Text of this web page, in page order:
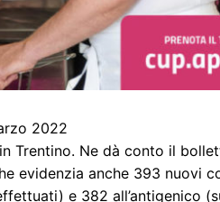
2022
Trentino. Ne dà conto il
evidenzia anche 393 nuovi
e 382 all’antigenico